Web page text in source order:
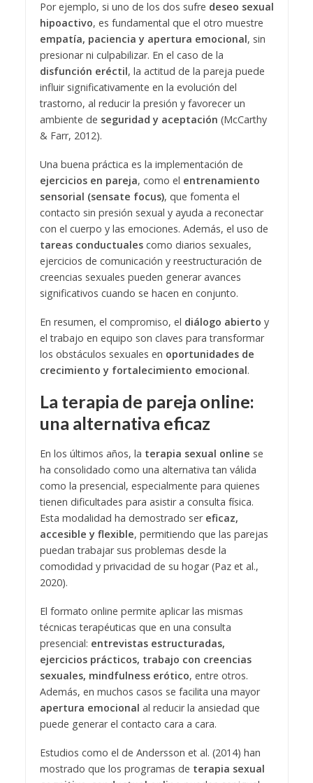
Por ejemplo, si uno de los dos sufre deseo sexual
hipoactivo, es fundamental que el otro muestre
empatía, paciencia y apertura emocional, sin
presionar ni culpabilizar. En el caso de la
disfunción eréctil, la actitud de la pareja puede
influir significativamente en la evolución del
trastorno, al reducir la presión y favorecer un
ambiente de seguridad y aceptación (McCarthy
& Farr, 2012).
Una buena práctica es la implementación de
ejercicios en pareja, como el entrenamiento
sensorial (sensate focus), que fomenta el
contacto sin presión sexual y ayuda a reconectar
con el cuerpo y las emociones. Además, el uso de
tareas conductualescomo diarios sexuales,
ejercicios de comunicación y reestructuración de
creencias sexuales pueden generar avances
significativos cuando se hacen en conjunto.
En resumen, el compromiso, el diálogo abierto y
el trabajo en equipo son claves para transformar
los obstáculos sexuales en oportunidades de
crecimiento y fortalecimiento emocional.
La terapia de pareja online:
una alternativa eficaz
En los últimos años, la terapia sexual online se
ha consolidado como una alternativa tan válida
como la presencial, especialmente para quienes
tienen dificultades para asistir a consulta física.
Esta modalidad ha demostrado ser eficaz,
accesible y flexible, permitiendo que las parejas
puedan trabajar sus problemas desde la
comodidad y privacidad de su hogar (Paz et al.,
2020).
El formato online permite aplicar las mismas
técnicas terapéuticas que en una consulta
presencial: entrevistas estructuradas,
ejercicios prácticos, trabajo con creencias
sexuales, mindfulness erótico, entre otros.
Además, en muchos casos se facilita una mayor
apertura emocional al reducir la ansiedad que
puede generar el contacto cara a cara.
Estudios como el de Andersson et al. (2014) han
mostrado que los programas de terapia sexual